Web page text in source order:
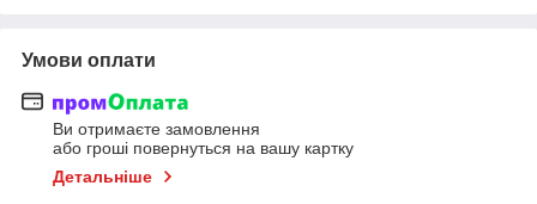
Умови оплати
Ви отримаєте замовлення
або гроші повернуться на вашу картку
Детальніше